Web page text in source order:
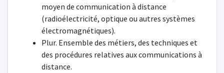
moyen de communication à distance
(radioélectricité, optique ou autres systèmes
électromagnétiques).
Plur. Ensemble des métiers, des techniques et
des procédures relatives aux communications à
distance.